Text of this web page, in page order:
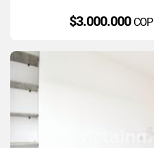
$3.000.000 COP